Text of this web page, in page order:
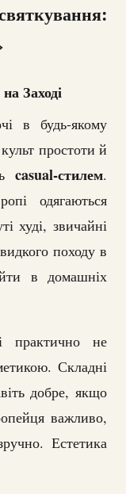
Заході
в будь-якому
простоти й
casual-стилем.
одягаються
худі, звичайні
походу в
в домашніх
практично не
Складні
добре, якщо
важливо,
Естетика